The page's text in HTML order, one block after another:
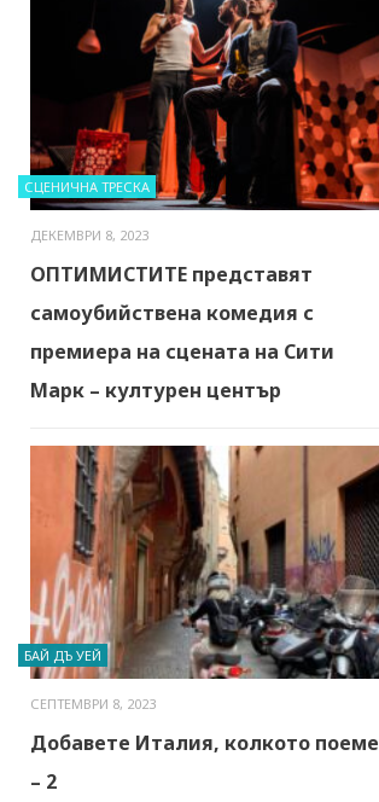
СЦЕНИЧНА ТРЕСКА
ДЕКЕМВРИ 8, 2023
ОПТИМИСТИТЕ представят
самоубийствена комедия с
премиера на сцената на Сити
Марк – културен център
БАЙ ДЪ УЕЙ
СЕПТЕМВРИ 8, 2023
Добавете Италия, колкото поеме
– 2